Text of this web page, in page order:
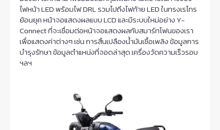
ไฟหน้า LED พร้อมไฟ DRL รวมไปถึงไฟท้าย LED ในทรงเรโทร
ย้อนยุค หน้าจอแสดงผลแบบ LCD และมีระบบใหม่อย่าง Y-
Connect ที่จะเชื่อมต่อหน้าจอแสดงผลกับสมาร์ทโฟนของเรา
เพื่อแสดงค่าต่างๆ เช่น การสิ้นเปลืองน้ำมันเชื้อเพลิง ข้อมูลการ
บำรุงรักษา ข้อมูลตำแหน่งที่จอดล่าสุด เครื่องวัดความเร็วรอบ
ฯลฯ